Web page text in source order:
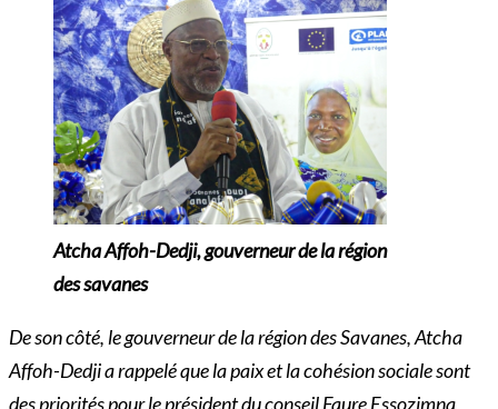
Atcha Affoh-Dedji, gouverneur de la région
des savanes
De son côté, le gouverneur de la région des Savanes, Atcha
Affoh-Dedji a rappelé que la paix et la cohésion sociale sont
des priorités pour le président du conseil Faure Essozimna